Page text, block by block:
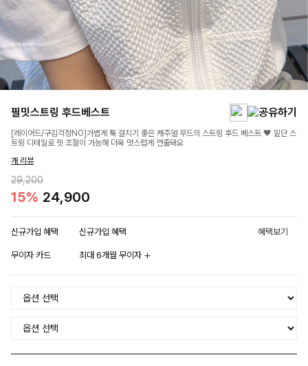
필밋스트링 후드베스트
[레이어드/구김걱정NO]가볍게 툭 걸치기 좋은 캐주얼 무드의 스트링 후드 베스트 🖤 밑단 스
트링 디테일로 핏 조절이 가능해 더욱 멋스럽게 연출돼요
개 리뷰
29,200
15% 24,900
신규가입 혜택 신규가입 혜택 혜택보기
무이자 카드 최대 6개월 무이자